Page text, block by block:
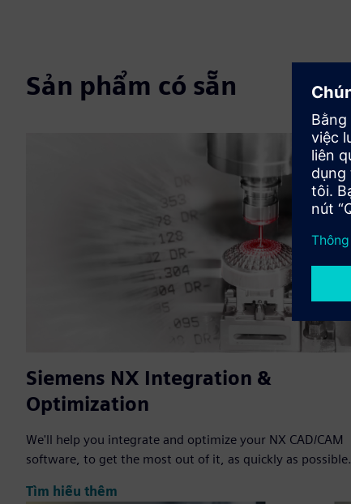
Sản phẩm có sẵn
Siemens NX Integration &
Optimization
We'll help you integrate and optimize your NX CAD/CAM
software, to get the most out of it, as quickly as possible.
Tìm hiểu thêm